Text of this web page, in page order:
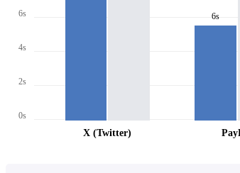
6s
4s
2s
0s
X (Twitter)
6s